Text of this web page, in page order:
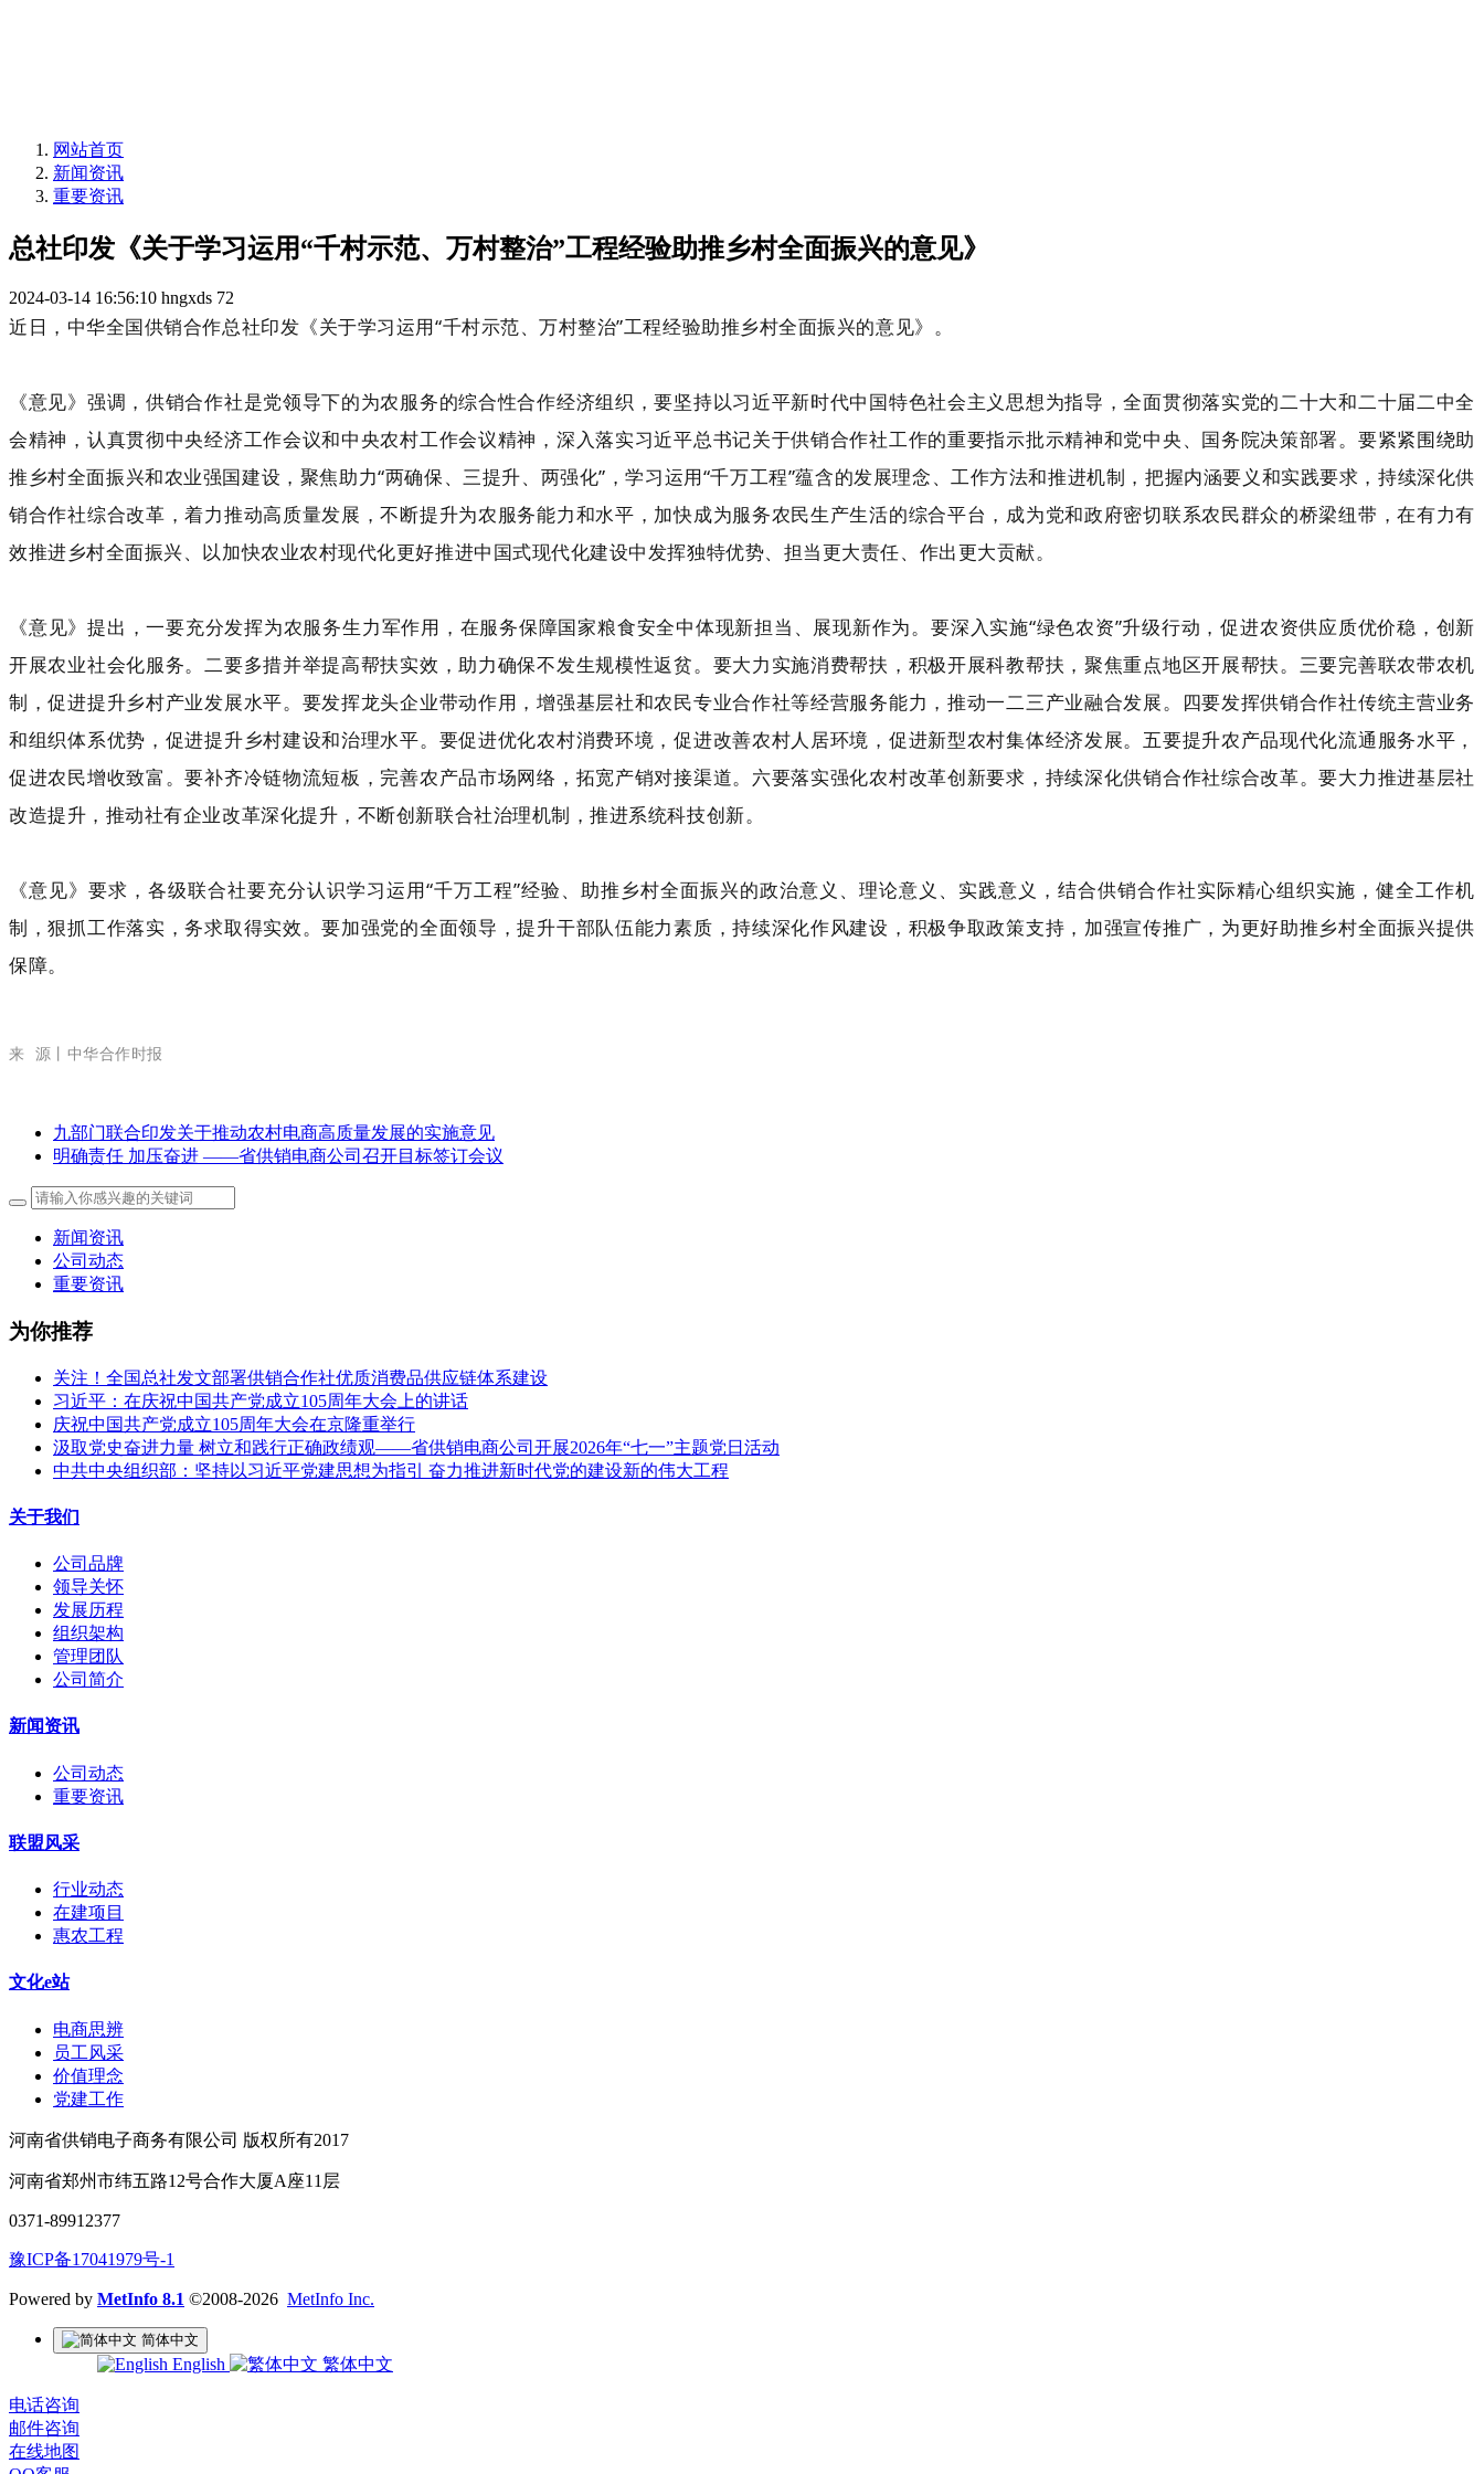
网站首页
新闻资讯
重要资讯
总社印发《关于学习运用“千村示范、万村整治”工程经验助推乡村全面振兴的意见》
2024-03-14 16:56:10 hngxds 72
近日，中华全国供销合作总社印发《关于学习运用“千村示范、万村整治”工程经验助推乡村全面振兴的意见》。
《意见》强调，供销合作社是党领导下的为农服务的综合性合作经济组织，要坚持以习近平新时代中国特色社会主义思想为指导，全面贯彻落实党的二十大和二十届二中全
会精神，认真贯彻中央经济工作会议和中央农村工作会议精神，深入落实习近平总书记关于供销合作社工作的重要指示批示精神和党中央、国务院决策部署。要紧紧围绕助
推乡村全面振兴和农业强国建设，聚焦助力“两确保、三提升、两强化”，学习运用“千万工程”蕴含的发展理念、工作方法和推进机制，把握内涵要义和实践要求，持续深化供
销合作社综合改革，着力推动高质量发展，不断提升为农服务能力和水平，加快成为服务农民生产生活的综合平台，成为党和政府密切联系农民群众的桥梁纽带，在有力有
效推进乡村全面振兴、以加快农业农村现代化更好推进中国式现代化建设中发挥独特优势、担当更大责任、作出更大贡献。
《意见》提出，一要充分发挥为农服务生力军作用，在服务保障国家粮食安全中体现新担当、展现新作为。要深入实施“绿色农资”升级行动，促进农资供应质优价稳，创新
开展农业社会化服务。二要多措并举提高帮扶实效，助力确保不发生规模性返贫。要大力实施消费帮扶，积极开展科教帮扶，聚焦重点地区开展帮扶。三要完善联农带农机
制，促进提升乡村产业发展水平。要发挥龙头企业带动作用，增强基层社和农民专业合作社等经营服务能力，推动一二三产业融合发展。四要发挥供销合作社传统主营业务
和组织体系优势，促进提升乡村建设和治理水平。要促进优化农村消费环境，促进改善农村人居环境，促进新型农村集体经济发展。五要提升农产品现代化流通服务水平，
促进农民增收致富。要补齐冷链物流短板，完善农产品市场网络，拓宽产销对接渠道。六要落实强化农村改革创新要求，持续深化供销合作社综合改革。要大力推进基层社
改造提升，推动社有企业改革深化提升，不断创新联合社治理机制，推进系统科技创新。
《意见》要求，各级联合社要充分认识学习运用“千万工程”经验、助推乡村全面振兴的政治意义、理论意义、实践意义，结合供销合作社实际精心组织实施，健全工作机
制，狠抓工作落实，务求取得实效。要加强党的全面领导，提升干部队伍能力素质，持续深化作风建设，积极争取政策支持，加强宣传推广，为更好助推乡村全面振兴提供
保障。
来 源丨中华合作时报
九部门联合印发关于推动农村电商高质量发展的实施意见
明确责任 加压奋进 ——省供销电商公司召开目标签订会议
新闻资讯
公司动态
重要资讯
为你推荐
关注！全国总社发文部署供销合作社优质消费品供应链体系建设
习近平：在庆祝中国共产党成立105周年大会上的讲话
庆祝中国共产党成立105周年大会在京隆重举行
汲取党史奋进力量 树立和践行正确政绩观——省供销电商公司开展2026年“七一”主题党日活动
中共中央组织部：坚持以习近平党建思想为指引 奋力推进新时代党的建设新的伟大工程
关于我们
公司品牌
领导关怀
发展历程
组织架构
管理团队
公司简介
新闻资讯
公司动态
重要资讯
联盟风采
行业动态
在建项目
惠农工程
文化e站
电商思辨
员工风采
价值理念
党建工作
河南省供销电子商务有限公司 版权所有2017
河南省郑州市纬五路12号合作大厦A座11层
0371-89912377
豫ICP备17041979号-1
Powered by MetInfo 8.1 ©2008-2026 MetInfo Inc.
简体中文
English 繁体中文
电话咨询
邮件咨询
在线地图